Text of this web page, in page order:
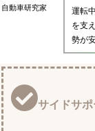
自動車研究家
運転
を支
勢が
サイドサポ